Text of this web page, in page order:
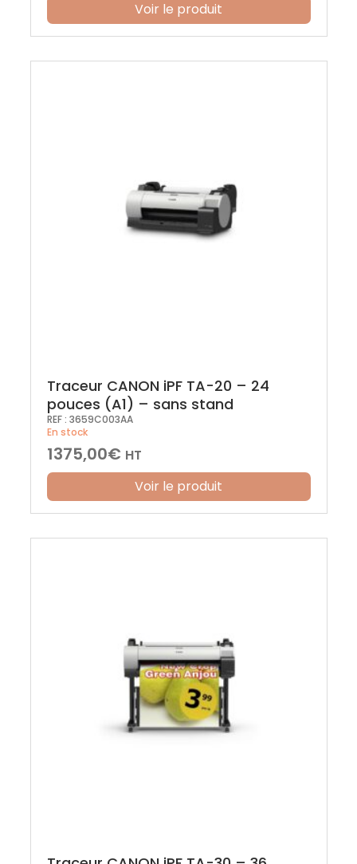
Voir le produit
Traceur CANON iPF TA-20 – 24
pouces (A1) – sans stand
REF : 3659C003AA
En stock
1375,00€ HT
Voir le produit